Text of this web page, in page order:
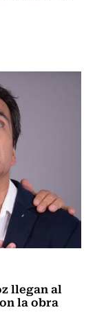
llegan al
la obra